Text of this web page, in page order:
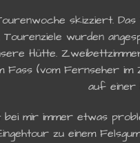
skizziert.
Tourenziele wurden
Hütte.
Fass (vom Fernseher
auf einer
mir immer etwas
zu einem